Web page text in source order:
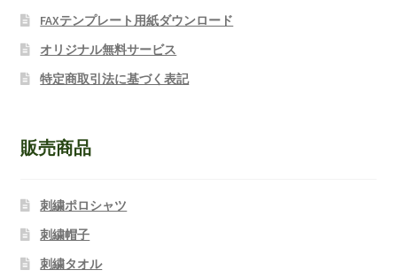
FAXテンプレート用紙ダウンロード
オリジナル無料サービス
特定商取引法に基づく表記
販売商品
刺繍ポロシャツ
刺繍帽子
刺繍タオル